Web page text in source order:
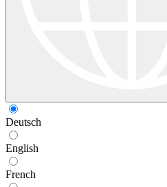
Deutsch
English
French